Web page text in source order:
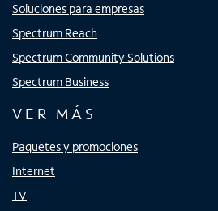
Soluciones para empresas
Spectrum Reach
Spectrum Community Solutions
Spectrum Business
VER MÁS
Paquetes y promociones
Internet
TV